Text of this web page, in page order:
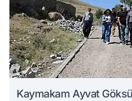
Kaymakam Ayvat